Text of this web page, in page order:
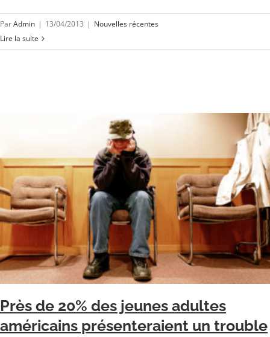
ParAdmin | 13/04/2013 | Nouvelles récentes
Lire la suite
Près de 20% des jeunes adultes
américains présenteraient un trouble